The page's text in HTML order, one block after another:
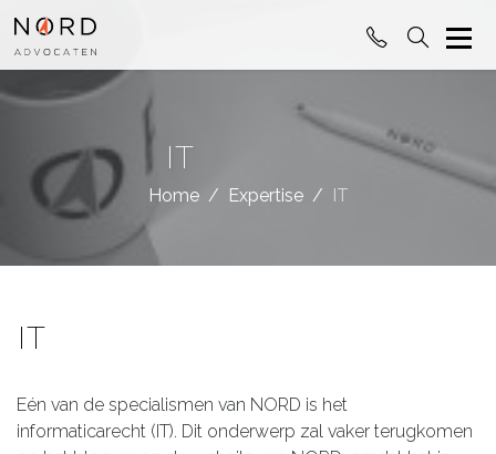
IT
Home Expertise IT
IT
Eén van de specialismen van NORD is het
informaticarecht (IT). Dit onderwerp zal vaker terugkomen